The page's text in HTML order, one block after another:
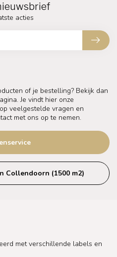
of je bestelling? Bekijk dan
Je vindt hier onze
veelgestelde vragen en
met ons op te nemen.
Collendoorn (1500 m2)
acties
met verschillende labels en